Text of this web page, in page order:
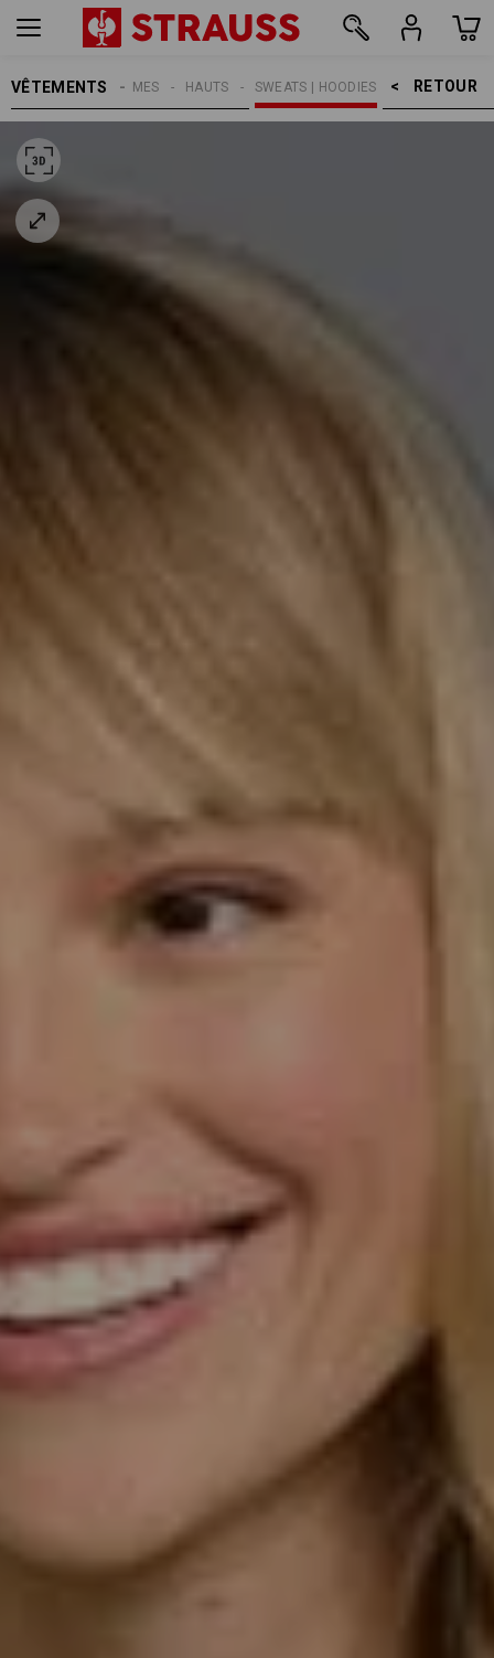
VÊTEMENTS RETOUR    >
SWEATS | HOODIES
HAUTS
FEMMES